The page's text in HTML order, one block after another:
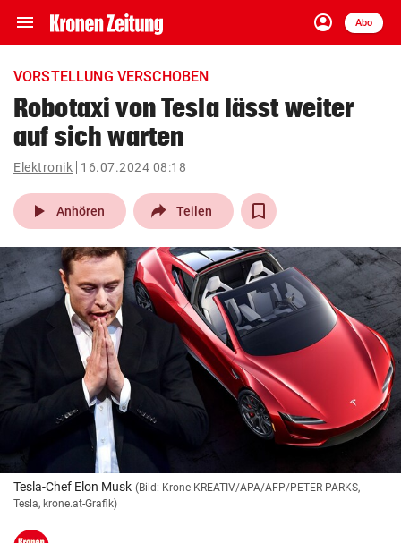
menu Navigation
ein-/ausklappen
account_circle
Anmelden
Abo
close Schließen
account_circle Anmelden
pin_drop
Wien arrow_right
bookmark
search
Suchbegriff
eingeben
© Krone Multimedia GmbH & Co KG 2026
Muthgasse 2, 1190 Wien
VORSTELLUNG VERSCHOBEN
Robotaxi von Tesla lässt weiter
auf sich warten
Elektronik 16.07.2024 08:18
play_arrow Anhören Teilen
Tesla-Chef Elon Musk (Bild: Krone KREATIV/APA/AFP/PETER PARKS,
Tesla, krone.at-Grafik)